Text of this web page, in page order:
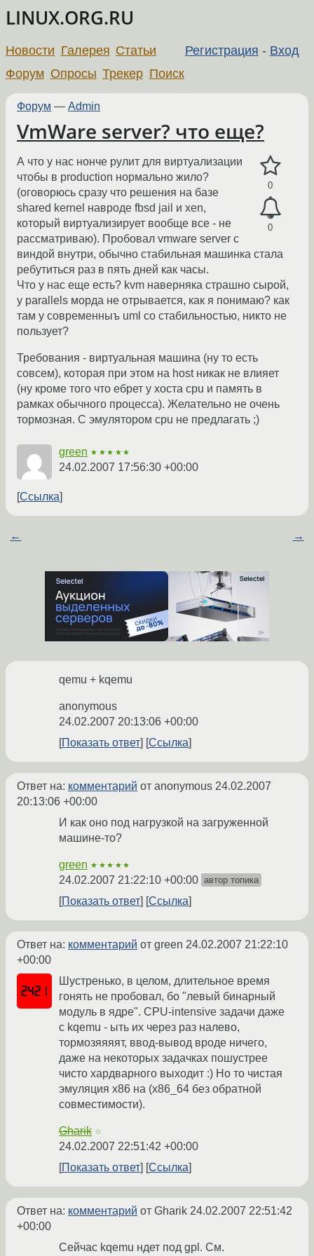
LINUX.ORG.RU
Регистрация - Вход
Новости Галерея Статьи
Форум Опросы Трекер Поиск
Форум — Admin
VmWare server? что еще?
0
0
А что у нас нонче рулит для виртуализации
чтобы в production нормально жило?
(оговорюсь сразу что решения на базе
shared kernel навроде fbsd jail и xen,
который виртуализирует вообще все - не
рассматриваю). Пробовал vmware server с
виндой внутри, обычно стабильная машинка стала
ребутиться раз в пять дней как часы.
Что у нас еще есть? kvm наверняка страшно сырой,
у parallels морда не отрывается, как я понимаю? как
там у современныъ uml со стабильностью, никто не
пользует?
Требования - виртуальная машина (ну то есть
совсем), которая при этом на host никак не влияет
(ну кроме того что ебрет у хоста cpu и память в
рамках обычного процесса). Желательно не очень
тормозная. С эмулятором cpu не предлагать ;)
green ★★★★★
24.02.2007 17:56:30 +00:00
Ссылка
← →
qemu + kqemu
anonymous
24.02.2007 20:13:06 +00:00
Показать ответ
Ссылка
Ответ на: комментарий от anonymous 24.02.2007
20:13:06 +00:00
И как оно под нагрузкой на загруженной
машине-то?
green ★★★★★
24.02.2007 21:22:10 +00:00 автор топика
Показать ответ Ссылка
Ответ на: комментарий от green 24.02.2007 21:22:10
+00:00
Шустренько, в целом, длительное время
гонять не пробовал, бо "левый бинарный
модуль в ядре". CPU-intensive задачи даже
с kqemu - ыть их через раз налево,
тормозяяяят, ввод-вывод вроде ничего,
даже на некоторых задачках пошустрее
чисто хардварного выходит :) Но то чистая
эмуляция x86 на (x86_64 без обратной
совместимости).
Gharik ☆
24.02.2007 22:51:42 +00:00
Показать ответ
Ссылка
Ответ на: комментарий от Gharik 24.02.2007 22:51:42
+00:00
Сейчас kqemu ндет под gpl. См.